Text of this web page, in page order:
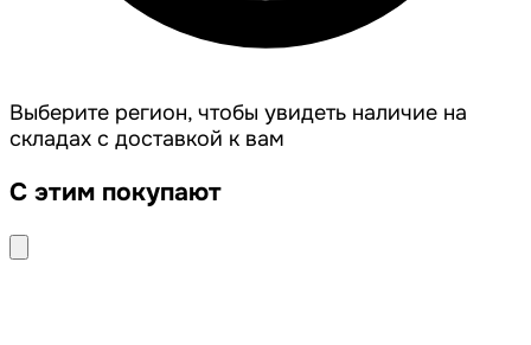
Выберите регион, чтобы увидеть наличие на
складах с доставкой к вам
С этим покупают